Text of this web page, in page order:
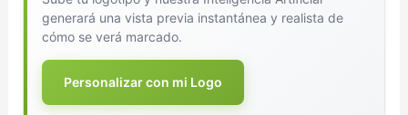
generará una vista previa instantánea y realista de
cómo se verá marcado.
Personalizar con mi Logo